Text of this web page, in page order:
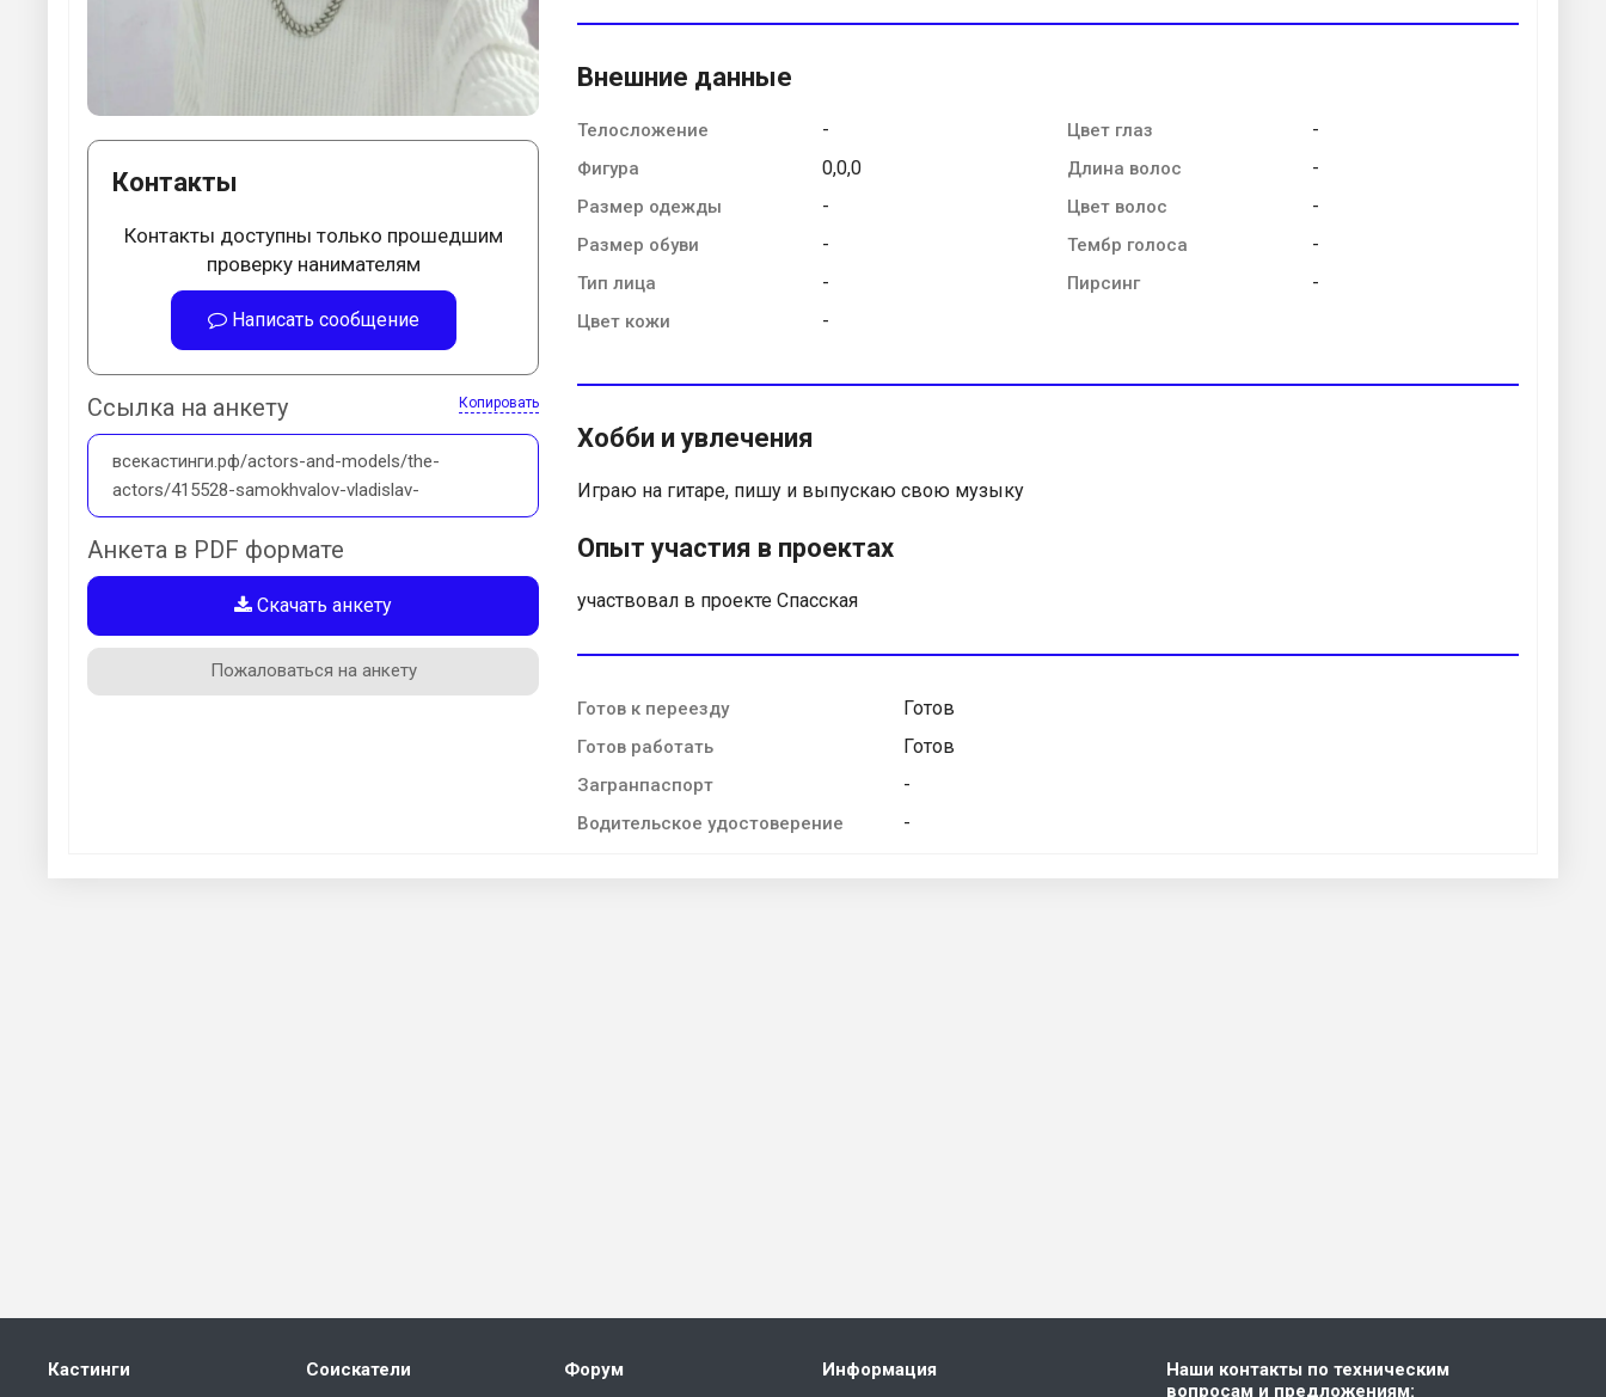
Контакты
Контакты доступны только прошедшим
проверку нанимателям
Написать сообщение
Ссылка на анкету Копировать
всекастинги.рф/actors-and-models/the-
actors/415528-samokhvalov-vladislav-
Анкета в PDF формате
Скачать анкету
Пожаловаться на анкету
Внешние данные
Телосложение -
Фигура 0,0,0
Размер одежды -
Размер обуви -
Тип лица -
Цвет кожи -
Цвет глаз -
Длина волос -
Цвет волос -
Тембр голоса -
Пирсинг -
Хобби и увлечения
Играю на гитаре, пишу и выпускаю свою музыку
Опыт участия в проектах
участвовал в проекте Спасская
Готов к переезду Готов
Готов работать Готов
Загранпаспорт -
Водительское удостоверение -
Кастинги Соискатели Форум Информация
Наши контакты по техническим
вопросам и предложениям: